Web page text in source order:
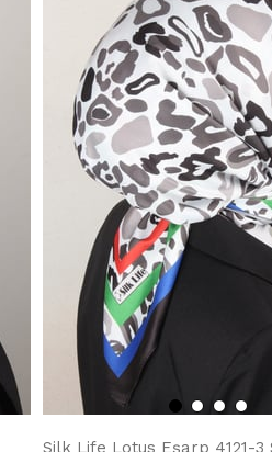
Silk Life Lotus Eşarp 4121-3